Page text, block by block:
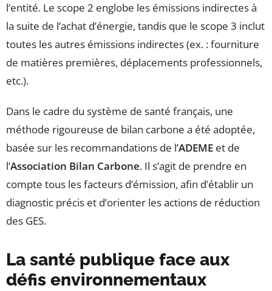
l’entité. Le scope 2 englobe les émissions indirectes à
la suite de l’achat d’énergie, tandis que le scope 3 inclut
toutes les autres émissions indirectes (ex. : fourniture
de matières premières, déplacements professionnels,
etc.).
Dans le cadre du système de santé français, une
méthode rigoureuse de bilan carbone a été adoptée,
basée sur les recommandations de l’ADEME et de
l’Association Bilan Carbone. Il s’agit de prendre en
compte tous les facteurs d’émission, afin d’établir un
diagnostic précis et d’orienter les actions de réduction
des GES.
La santé publique face aux
défis environnementaux